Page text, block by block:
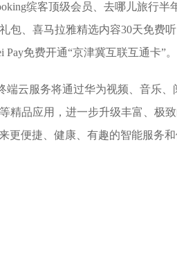
缤客顶级会员、去哪儿旅行半
包、喜马拉雅精选内容30天免费
Pay免费开通“京津冀互联互通卡”。
端云服务将通过华为视频、音乐、
精品应用，进一步升级丰富、极
更便捷、健康、有趣的智能服务